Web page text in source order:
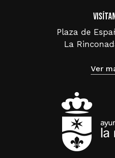
Plaza de
La
Ver